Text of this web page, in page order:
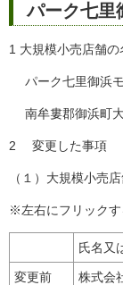
パーク七里
1 大規模小売店舗
パーク七里御浜
南牟婁郡御浜町
2 変更した事項
（１）大規模小売
※左右にフリックす
氏名又
変更前 株式会